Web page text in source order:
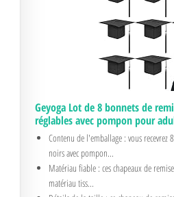
Geyoga Lot de 8 bonnets de
réglables avec pompon pour
Contenu de l'emballage : vous
noirs avec pompon...
Matériau fiable : ces chapeaux de
matériau tiss...